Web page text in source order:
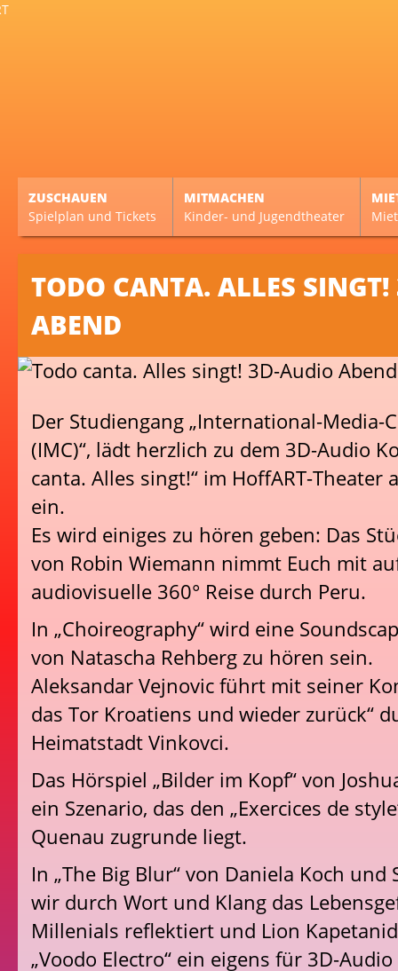
ZUSCHAUEN
Spielplan und Tickets
MITMACHEN
Kinder- und Jugendtheater
TODO CANTA. ALLES
ABEND
Der Studiengang „International-Media-
(IMC)“, lädt herzlich zu dem 3D-Audio
canta. Alles singt!“ im HoffART-Theater
ein.
Es wird einiges zu hören geben: Das
von Robin Wiemann nimmt Euch mit
audiovisuelle 360° Reise durch Peru.
In „Choireography“ wird eine
von Natascha Rehberg zu hören sein.
Aleksandar Vejnovic führt mit seiner
das Tor Kroatiens und wieder zurück“
Heimatstadt Vinkovci.
Das Hörspiel „Bilder im Kopf“ von
ein Szenario, das den „Exercices de
Quenau zugrunde liegt.
In „The Big Blur“ von Daniela Koch und
wir durch Wort und Klang das
Millenials reflektiert und Lion
„Voodo Electro“ ein eigens für 3D-